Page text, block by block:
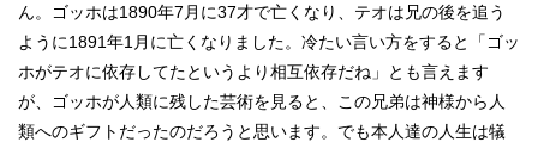
ん。ゴッホは1890年7月に37才で亡くなり、テオは兄の後を追う
ように1891年1月に亡くなりました。冷たい言い方をすると
「ゴッ
ホがテオに依存してたというより相互依存だね」とも言えます
が、ゴッホが人類に残した芸術を見ると、この兄弟は神様から人
類へのギフトだったのだろうと思います。でも本人達の人生は犠